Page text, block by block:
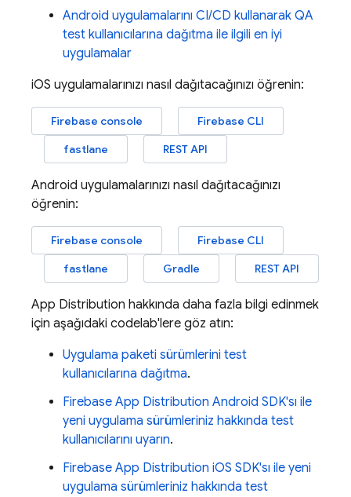
Android uygulamalarını CI/CD kullanarak QA
test kullanıcılarına dağıtma ile ilgili en iyi
uygulamalar
iOS uygulamalarınızı nasıl dağıtacağınızı öğrenin:
Firebase console
Firebase CLI
fastlane
REST API
Android uygulamalarınızı nasıl dağıtacağınızı
öğrenin:
Firebase console
Firebase CLI
fastlane
Gradle REST API
App Distribution hakkında daha fazla bilgi edinmek
için aşağıdaki codelab'lere göz atın:
Uygulama paketi sürümlerini test
kullanıcılarına dağıtma.
Firebase App Distribution Android SDK'sı ile
yeni uygulama sürümleriniz hakkında test
kullanıcılarını uyarın.
Firebase App Distribution iOS SDK'sı ile yeni
uygulama sürümleriniz hakkında test